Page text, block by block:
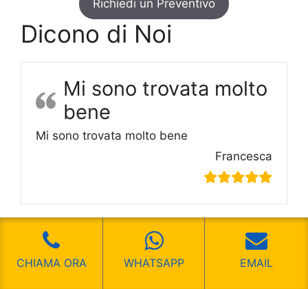
Richiedi un Preventivo
Dicono di Noi
Mi sono trovata molto
bene
Mi sono trovata molto bene
Francesca
Un ottimo servizio
Un ottimo servizio
CHIAMA ORA WHATSAPP EMAIL